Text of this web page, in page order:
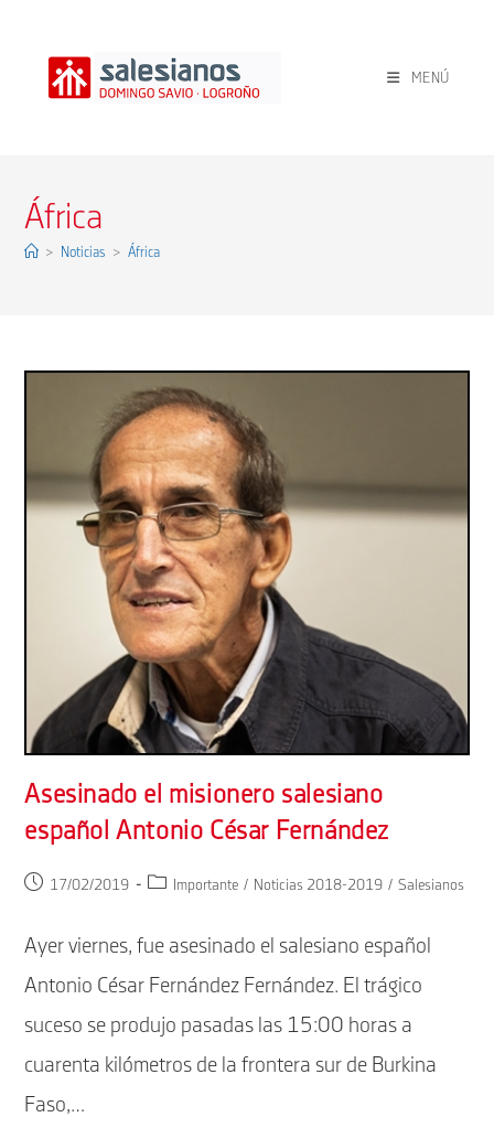
contenido
MENÚ
África
> Noticias > África
Asesinado el misionero salesiano
español Antonio César Fernández
Publicación
entrada:
17/02/2019
Categoría
entrada:
Importante / Noticias 2018-2019 / Salesianos
Ayer viernes, fue asesinado el salesiano español
Antonio César Fernández Fernández. El trágico
suceso se produjo pasadas las 15:00 horas a
cuarenta kilómetros de la frontera sur de Burkina
Faso,…